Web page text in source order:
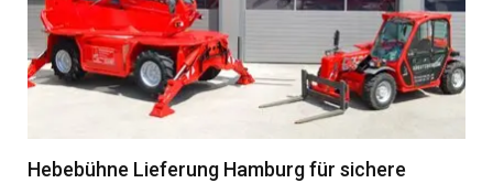
Hebebühne Lieferung Hamburg für sichere